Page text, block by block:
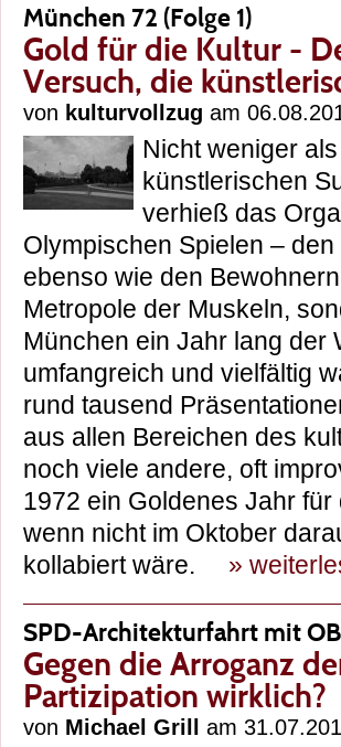
München 72 (Folge 1)
Gold für die Kultur -
Versuch, die
von kulturvollzug am
Nicht weniger
künstlerischen
verhieß das
Olympischen Spielen –
ebenso wie den
Metropole der Muskeln,
München ein Jahr lang der
umfangreich und vielfältig
rund tausend
aus allen Bereichen des
noch viele andere, oft
1972 ein Goldenes Jahr
wenn nicht im Oktober
kollabiert wäre. »
SPD-Architekturfahrt mit
Gegen die Arroganz
Partizipation wirklich?
von Michael Grill am